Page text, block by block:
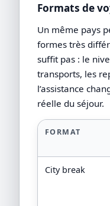
Formats de
Un même pays
formes très
suffit pas : le
transports, les
l’assistance
réelle du séjour.
FORMAT
City break